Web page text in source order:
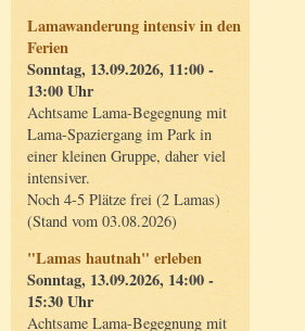
Lamawanderung intensiv in den
Ferien
Sonntag, 13.09.2026, 11:00 -
13:00 Uhr
Achtsame Lama-Begegnung mit
Lama-Spaziergang im Park in
einer kleinen Gruppe, daher viel
intensiver.
Noch 4-5 Plätze frei (2 Lamas)
(Stand vom 03.08.2026)
"Lamas hautnah" erleben
Sonntag, 13.09.2026, 14:00 -
15:30 Uhr
Achtsame Lama-Begegnung mit